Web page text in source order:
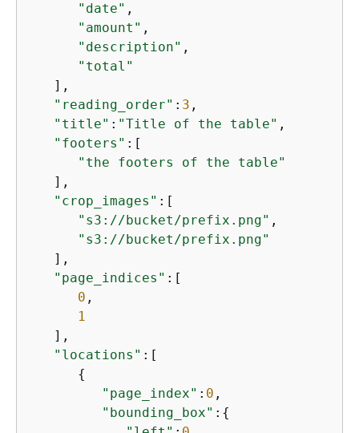
"date" ,
"amount" ,
"description" ,
"total"
   ],
"reading_order" : 3 ,
"title" : "Title of the table" ,
"footers" :[
"the footers of the table"
   ],
"crop_images" :[
"s3://bucket/prefix.png" ,
"s3://bucket/prefix.png"
   ],
"page_indices" :[
0 ,
1
   ],
"locations" :[
{
"page_index" : 0 ,
"bounding_box" : {